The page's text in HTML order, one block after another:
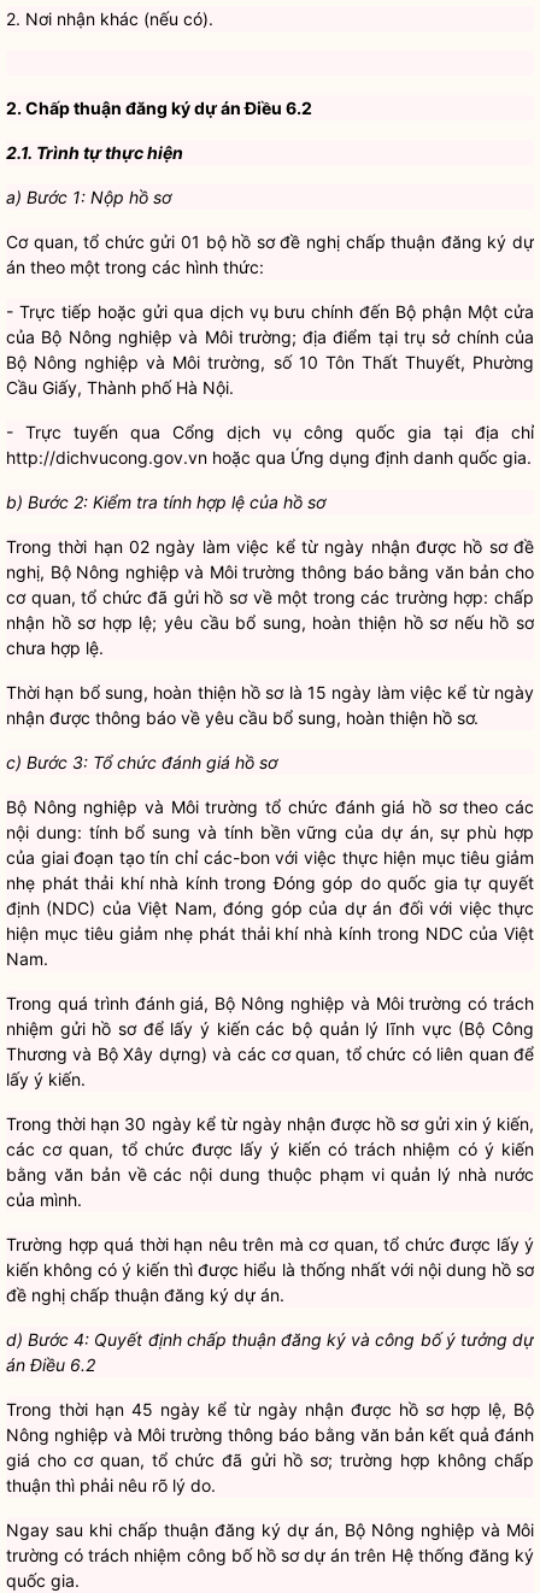
2. Nơi nhận khác (nếu có).
2. Chấp thuận đăng ký dự án Điều 6.2
2.1. Trình tự thực hiện
a) Bước 1: Nộp hồ sơ
Cơ quan, tổ chức gửi 01 bộ hồ sơ đề nghị chấp thuận đăng ký dự
án theo một trong các hình thức:
- Trực tiếp hoặc gửi qua dịch vụ bưu chính đến Bộ phận Một cửa
của Bộ Nông nghiệp và Môi trường; địa điểm tại trụ sở chính của
Bộ Nông nghiệp và Môi trường, số 10 Tôn Thất Thuyết, Phường
Cầu Giấy, Thành phố Hà Nội.
- Trực tuyến qua Cổng dịch vụ công quốc gia tại địa chỉ
http://dichvucong.gov.vn hoặc qua Ứng dụng định danh quốc gia.
b) Bước 2: Kiểm tra tính hợp lệ của hồ sơ
Trong thời hạn 02 ngày làm việc kể từ ngày nhận được hồ sơ đề
nghị, Bộ Nông nghiệp và Môi trường thông báo bằng văn bản cho
cơ quan, tổ chức đã gửi hồ sơ về một trong các trường hợp: chấp
nhận hồ sơ hợp lệ; yêu cầu bổ sung, hoàn thiện hồ sơ nếu hồ sơ
chưa hợp lệ.
Thời hạn bổ sung, hoàn thiện hồ sơ là 15 ngày làm việc kể từ ngày
nhận được thông báo về yêu cầu bổ sung, hoàn thiện hồ sơ.
c) Bước 3: Tổ chức đánh giá hồ sơ
Bộ Nông nghiệp và Môi trường tổ chức đánh giá hồ sơ theo các
nội dung: tính bổ sung và tính bền vững của dự án, sự phù hợp
của giai đoạn tạo tín chỉ các-bon với việc thực hiện mục tiêu giảm
nhẹ phát thải khí nhà kính trong Đóng góp do quốc gia tự quyết
định (NDC) của Việt Nam, đóng góp của dự án đối với việc thực
hiện mục tiêu giảm nhẹ phát thải khí nhà kính trong NDC của Việt
Nam.
Trong quá trình đánh giá, Bộ Nông nghiệp và Môi trường có trách
nhiệm gửi hồ sơ để lấy ý kiến các bộ quản lý lĩnh vực (Bộ Công
Thương và Bộ Xây dựng) và các cơ quan, tổ chức có liên quan để
lấy ý kiến.
Trong thời hạn 30 ngày kể từ ngày nhận được hồ sơ gửi xin ý kiến,
các cơ quan, tổ chức được lấy ý kiến có trách nhiệm có ý kiến
bằng văn bản về các nội dung thuộc phạm vi quản lý nhà nước
của mình.
Trường hợp quá thời hạn nêu trên mà cơ quan, tổ chức được lấy ý
kiến không có ý kiến thì được hiểu là thống nhất với nội dung hồ sơ
đề nghị chấp thuận đăng ký dự án.
d) Bước 4: Quyết định chấp thuận đăng ký và công bố ý tưởng dự
án Điều 6.2
Trong thời hạn 45 ngày kể từ ngày nhận được hồ sơ hợp lệ, Bộ
Nông nghiệp và Môi trường thông báo bằng văn bản kết quả đánh
giá cho cơ quan, tổ chức đã gửi hồ sơ; trường hợp không chấp
thuận thì phải nêu rõ lý do.
Ngay sau khi chấp thuận đăng ký dự án, Bộ Nông nghiệp và Môi
trường có trách nhiệm công bố hồ sơ dự án trên Hệ thống đăng ký
quốc gia.